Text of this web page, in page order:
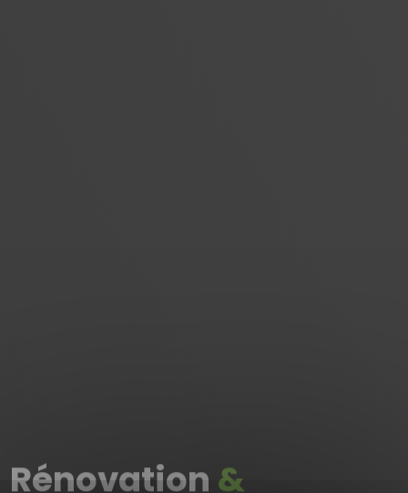
Rénovation &